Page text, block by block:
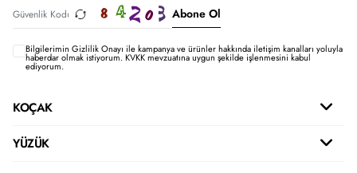
Abone Ol
Bilgilerimin Gizlilik Onayı ile kampanya ve ürünler hakkında iletişim kanalları yoluyla
haberdar olmak istiyorum.KVKK mevzuatına uygun şekilde işlenmesini kabul
ediyorum.
KOÇAK
YÜZÜK